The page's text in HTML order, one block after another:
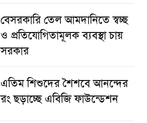
বেসরকারি তেল আমদানিতে স্বচ্ছ
ও প্রতিযোগিতামূলক ব্যবস্থা চায়
সরকার
এতিম শিশুদের শৈশবে আনন্দের
রং ছড়াচ্ছে এবিজি ফাউন্ডেশন